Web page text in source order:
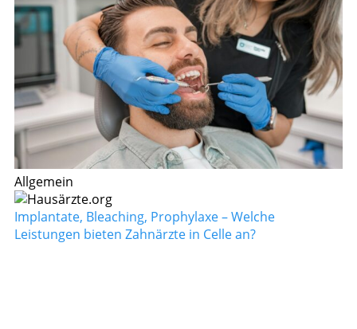
Allgemein
Implantate, Bleaching, Prophylaxe – Welche
Leistungen bieten Zahnärzte in Celle an?